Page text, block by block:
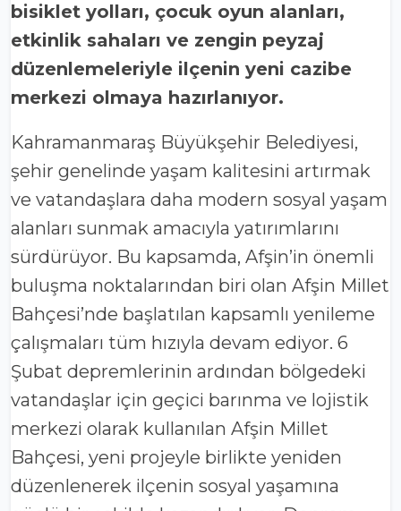
bisiklet yolları, çocuk oyun alanları,
etkinlik sahaları ve zengin peyzaj
düzenlemeleriyle ilçenin yeni cazibe
merkezi olmaya hazırlanıyor.
Kahramanmaraş Büyükşehir Belediyesi,
şehir genelinde yaşam kalitesini artırmak
ve vatandaşlara daha modern sosyal yaşam
alanları sunmak amacıyla yatırımlarını
sürdürüyor. Bu kapsamda, Afşin’in önemli
buluşma noktalarından biri olan Afşin Millet
Bahçesi’nde başlatılan kapsamlı yenileme
çalışmaları tüm hızıyla devam ediyor. 6
Şubat depremlerinin ardından bölgedeki
vatandaşlar için geçici barınma ve lojistik
merkezi olarak kullanılan Afşin Millet
Bahçesi, yeni projeyle birlikte yeniden
düzenlenerek ilçenin sosyal yaşamına